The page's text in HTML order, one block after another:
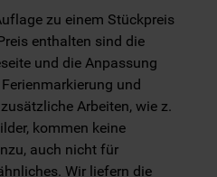
zu einem Stückpreis
enthalten sind die
und die Anpassung
und
Arbeiten, wie z.
kommen keine
auch nicht für
Wir liefern die